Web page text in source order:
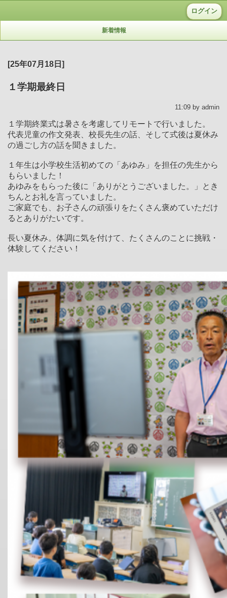
ログイン
新着情報
[25年07月18日]
１学期最終日
11:09 by admin
１学期終業式は暑さを考慮してリモートで行いました。
代表児童の作文発表、校長先生の話、そして式後は夏休み
の過ごし方の話を聞きました。
１年生は小学校生活初めての「あゆみ」を担任の先生から
もらいました！
あゆみをもらった後に「ありがとうございました。」とき
ちんとお礼を言っていました。
ご家庭でも、お子さんの頑張りをたくさん褒めていただけ
るとありがたいです。
長い夏休み。体調に気を付けて、たくさんのことに挑戦・
体験してください！